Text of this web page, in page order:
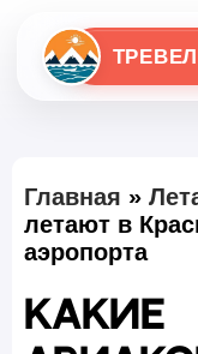
Главная »
летают в
аэропорта
Какие